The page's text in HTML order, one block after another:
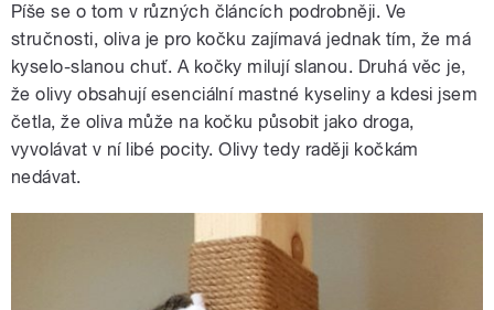
Píše se o tom v různých článcích podrobněji. Ve
stručnosti, oliva je pro kočku zajímavá jednak tím, že má
kyselo-slanou chuť. A kočky milují slanou. Druhá věc je,
že olivy obsahují esenciální mastné kyseliny a kdesi jsem
četla, že oliva může na kočku působit jako droga,
vyvolávat v ní libé pocity. Olivy tedy raději kočkám
nedávat.